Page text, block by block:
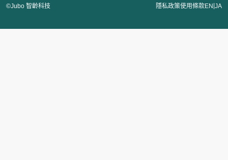
©Jubo 智齡科技 隱私政策使用條款EN JA